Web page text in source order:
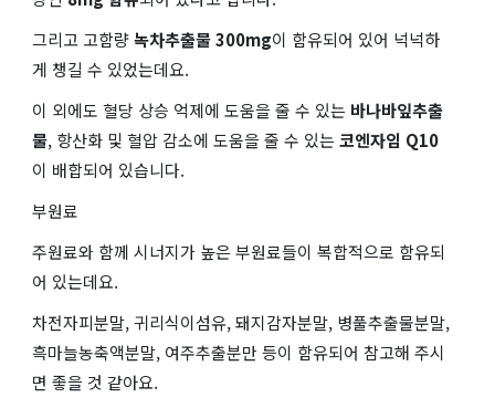
그리고 고함량녹차추출물 300mg이 함유되어 있어 넉넉하
게 챙길 수 있었는데요.
이 외에도 혈당 상승 억제에 도움을 줄 수 있는 바나바잎추출
물, 항산화 및 혈압 감소에 도움을 줄 수 있는 코엔자임 Q10
이 배합되어 있습니다.
부원료
주원료와 함께 시너지가 높은 부원료들이 복합적으로 함유되
어 있는데요.
차전자피분말, 귀리식이섬유, 돼지감자분말, 병풀추출물분말,
흑마늘농축액분말, 여주추출분만 등이 함유되어 참고해 주시
면 좋을 것 같아요.